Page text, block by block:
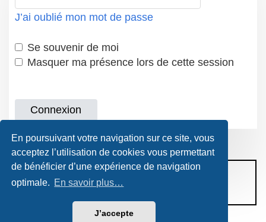
En poursuivant votre navigation sur ce site, vous
acceptez l’utilisation de cookies vous permettant
de bénéficier d’une expérience de navigation
optimale. En savoir plus…
J’accepte
J’ai oublié mon mot de passe
Se souvenir de moi
Masquer ma présence lors de cette session
CONDITIONS D’UTILISATION
POLITIQUE DE VIE PRIVÉE